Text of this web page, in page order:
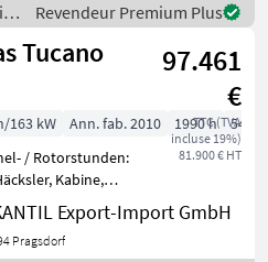
Petites
annonces
Revendeur Premium Plus
Tucano
97.461
€
TTC (TVA
incluse 19%)
81.900 € HT
163 kW Ann. fab. 2010 1990 h
540
/ Rotorstunden:
Schüttler
5, 40 Vario
mit Wagen
Export-Import GmbH
Pragsdorf